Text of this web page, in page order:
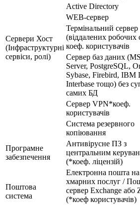
Сервери Хост
(Інфраструктурні
сервіси, ролі)
Active Directory
WEB-сервер
Термінальний сервер
(віддалених робочих
коеф. користувачів
Сервер баз даних
Server, PostgreSQL,
Sybase, Firebird, IBM
Interbase тощо) без
самих БД
Сервер VPN*коеф.
користувачів
Система резервного
копіювання
Програмне
забезпечення
Антивірусне ПЗ з
центральним
(*коеф. ліцензій)
Поштова
система
Електронна пошта на
хмарних послуг /
сервер Exchange або
(*коеф користувачів)